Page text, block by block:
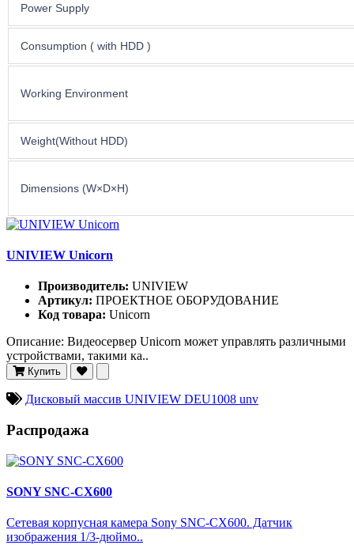
Power Supply
Consumption ( with HDD )
Working Environment
Weight(Without HDD)
Dimensions (W×D×H)
UNIVIEW Unicorn
Производитель: UNIVIEW
Артикул: ПРОЕКТНОЕ ОБОРУДОВАНИЕ
Код товара: Unicorn
Описание: Видеосервер Unicorn может управлять различными
устройствами, такими ка..
Купить
Дисковый массив UNIVIEW DEU1008 unv
Распродажа
SONY SNC-CX600
Сетевая корпусная камера Sony SNC-CX600. Датчик
изображения 1/3-дюймо..